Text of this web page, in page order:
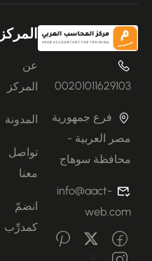
00201011629103
فرع جمهورية
مصر العربية -
محافظة سوهاج
info@aact-
web.com
المركز
عن
المركز
المدونة
تواصل
معنا
انضمّ
كمدرِّب